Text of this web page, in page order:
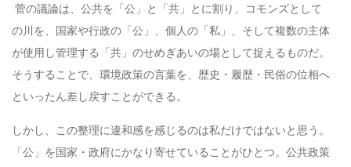
菅の議論は、公共を「公」と「共」とに割り、コモンズとして
の川を、国家や行政の「公」、個人の「私」、そして複数の主体
が使用し管理する「共」のせめぎあいの場として捉えるものだ。
そうすることで、環境政策の言葉を、歴史・履歴・民俗の位相へ
といったん差し戻すことができる。
しかし、この整理に違和感を感じるのは私だけではないと思う。
「公」を国家・政府にかなり寄せていることがひとつ。公共政策